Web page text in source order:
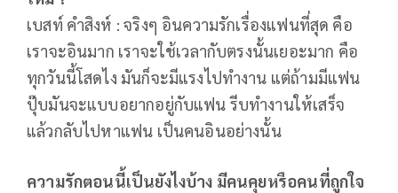
เบสท์ คำสิงห์ : จริงๆ อินความรักเรื่องแฟนที่สุด คือ
เราจะอินมาก เราจะใช้เวลากับตรงนั้นเยอะมาก คือ
ทุกวันนี้โสดไง มันก็จะมีแรงไปทำงาน แต่ถ้ามมีแฟน
ปุ๊บมันจะแบบอยากอยู่กับแฟน รีบทำงานให้เสร็จ
แล้วกลับไปหาแฟน เป็นคนอินอย่างนั้น
ความรักตอนนี้เป็นยังไงบ้าง มีคนคุยหรือคนที่ถูกใจ